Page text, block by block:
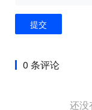
提交
0 条评论
还没